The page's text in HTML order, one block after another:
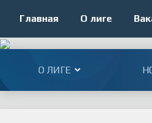
Главная О лиге
О ЛИГЕ